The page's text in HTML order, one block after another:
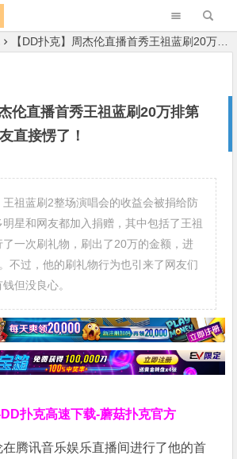
【DD扑克】周杰伦直播首秀王祖蓝刷20万排第8，看到榜首网友直接愣了！
伦直播首秀王祖蓝刷20万排第
直接愣了！
王祖蓝刷2整场演唱会的收益会被捐给防
星和网友都加入捐赠，其中包括了王祖
一次刷礼物，刷出了20万的金额，进
不过，他的刷礼物行为也引来了网友们
但没良心。
扑克高速下载-蘑菇扑克官方
腾讯音乐娱乐直播间进行了他的首